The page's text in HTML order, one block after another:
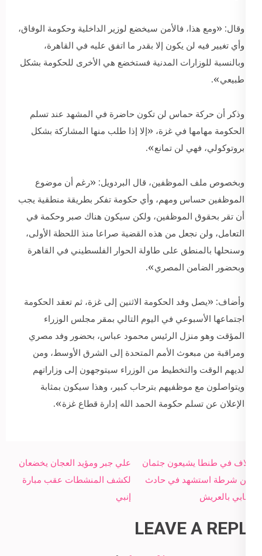
وقال: «ومع هذا، فالأمن سيخضع لوزير الداخلية وحكومة الوفاق،
وأي تغيير فيه لن يكون إلا بقدر ما اتفق عليه في القاهرة،
وبالنسبة للوزارات المدنية فستخضع هي الأخرى للحكومة بشكل
طبيعي».
وذكر أن حركة حماس لن تكون حاضرة في المشهد عند تسلم
الحكومة مهامها في غزة، «إلا إذا طلب منها المشاركة بشكل
بروتوكولي، فهي لن تمانع».
وبخصوص ملف الموظفين، قال البردويل: «رغم أن موضوع
الموظفين حساس ومهم، وأي حكومة تفكر بطريقة منطقية يجب
أن تقر بحقوق الموظفين، ولكن سيكون هناك صبر وحكمة في
التعامل، ولن نجعل من هذه القضية صراعا منذ اللحظة الأولى،
وسنحلها بالمنطق على طاولة الحوار الفلسطيني في القاهرة
وبحضور الضامن المصري».
وأضاف: «يصل وفد الحكومة الاثنين إلى غزة، ثم تعقد الحكومة
اجتماعها الأسبوعي في اليوم التالي بمقر مجلس الوزراء
المؤقت وهو منزل الرئيس محمود عباس، بحضور وفد مصري
ومراقبة من مبعوث الأمم المتحدة إلى الشرق الأوسط، ومن
لديهم الوقت والتخطيط من الوزراء سيتوجهون إلى وزاراتهم
ويتواصلون مع موظفيهم بترحاب كبير، وهذا سيكون بمثابة
الإعلان عن تسلم حكومة الحمد الله إدارة قطاع غزة».
Post
navigation
علي جبر ومؤيد العجان يخضعان
لكشف المنشطات عقب مبارة
إنبي
الآلاف في طنطا يشيعون جثمان
أمين شرطة استشهد في حادث
إرهابي بالعريش
LEAVE A REPLY